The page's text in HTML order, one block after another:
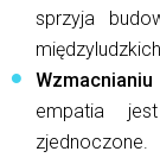
sprzyja
empatia
zjednoczone.